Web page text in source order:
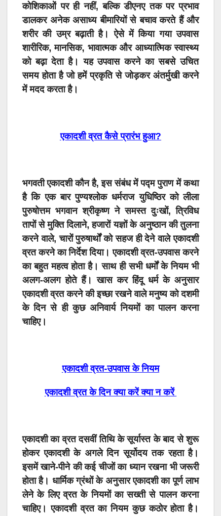
कोशिकाओं पर ही नहीं, बल्कि डीएनए तक पर प्रभाव
डालकर अनेक असाध्य बीमारियों से बचाव करते हैं और
शरीर की उम्र बढ़ाती है। ऐसे में किया गया उपवास
शारीरिक, मानसिक, भावात्मक और आध्यात्मिक स्वास्थ्य
को बढ़ा देता है। यह उपवास करने का सबसे उचित
समय होता है जो हमें प्रकृति से जोड़कर अंतर्मुखी करने
में मदद करता है।
एकादशी व्रत कैसे प्रारंभ हुआ?
भगवती एकादशी कौन है, इस संबंध में पद्म पुराण में कथा
है कि एक बार पुण्यश्लोक धर्मराज युधिष्ठिर को लीला
पुरुषोत्तम भगवान श्रीकृष्ण ने समस्त दुःखों, त्रिविध
तापों से मुक्ति दिलाने, हजारों यज्ञों के अनुष्ठान की तुलना
करने वाले, चारों पुरुषार्थों को सहज ही देने वाले एकादशी
व्रत करने का निर्देश दिया। एकादशी व्रत-उपवास करने
का बहुत महत्व होता है। साथ ही सभी धर्मों के नियम भी
अलग-अलग होते हैं। खास कर हिंदू धर्म के अनुसार
एकादशी व्रत करने की इच्छा रखने वाले मनुष्य को दशमी
के दिन से ही कुछ अनिवार्य नियमों का पालन करना
चाहिए।
एकादशी व्रत-उपवास के नियम
एकादशी व्रत के दिन क्या करें क्या न करें
एकादशीका व्रत दसवीं तिथि के सूर्यास्त के बाद से शुरू
होकर एकादशी के अगले दिन सूर्योदय तक रहता है।
इसमें खाने-पीने की कई चीजों का ध्यान रखना भी जरूरी
होता है। धार्मिक ग्रंथों के अनुसार एकादशी का पूर्ण लाभ
लेने के लिए व्रत के नियमों का सख्ती से पालन करना
चाहिए। एकादशी व्रत का नियम कुछ कठोर होता है।